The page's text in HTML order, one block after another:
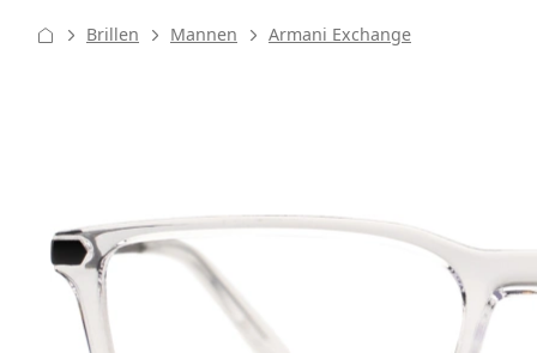
Brillen Mannen Armani Exchange
139 mm
Breedte